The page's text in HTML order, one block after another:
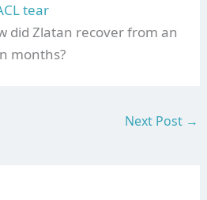
tear
did Zlatan recover from an
months?
Next Post →